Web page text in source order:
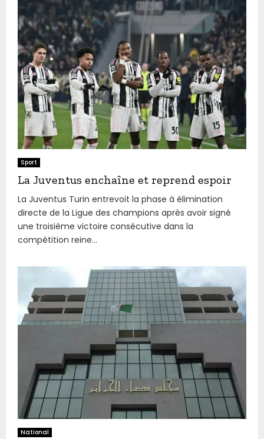
Sport
La Juventus enchaîne et reprend espoir
La Juventus Turin entrevoit la phase à élimination
directe de la Ligue des champions après avoir signé
une troisième victoire consécutive dans la
compétition reine...
National